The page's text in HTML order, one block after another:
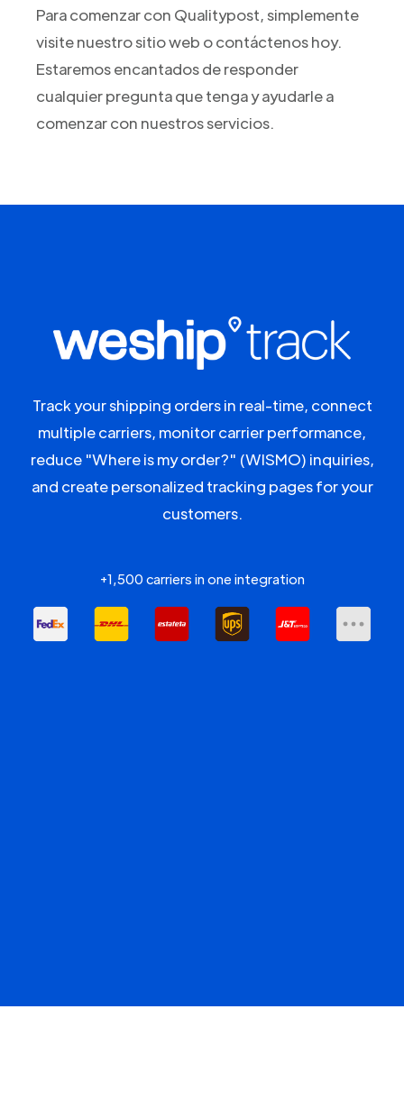
Para comenzar con Qualitypost, simplemente
visite nuestro sitio web o contáctenos hoy.
Estaremos encantados de responder
cualquier pregunta que tenga y ayudarle a
comenzar con nuestros servicios.
Track your shipping orders in real-time, connect
multiple carriers, monitor carrier performance,
reduce "Where is my order?" (WISMO) inquiries,
and create personalized tracking pages for your
customers.
+1,500 carriers in one integration